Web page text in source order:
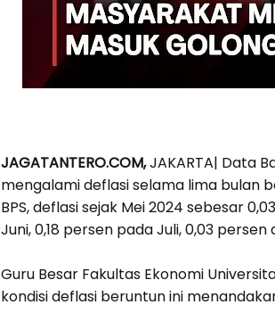
JAGATANTERO.COM,JAKARTA| Data
mengalami deflasi selama lima bulan
BPS, deflasi sejak Mei 2024 sebesar
Juni, 0,18 persen pada Juli, 0,03
Guru Besar Fakultas Ekonomi
kondisi deflasi beruntun ini